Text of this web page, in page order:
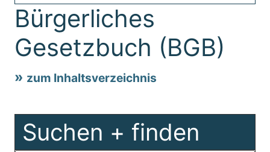
Bürgerliches
Gesetzbuch (BGB)
zum Inhaltsverzeichnis
Suchen + finden